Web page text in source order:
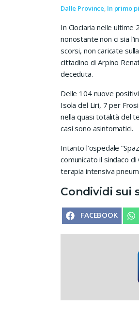
Dalle Province, In primo
In Ciociaria nelle
nonostante non ci sia
scorsi, non caricate
cittadino di Arpino
deceduta.
Delle 104 nuove
Isola del Liri, 7 per
nella quasi totalità del
casi sono asintomatici.
Intanto l’ospedale
comunicato il sindaco
terapia intensiva
Condividi sui
SHARE ON
FACEBOOK